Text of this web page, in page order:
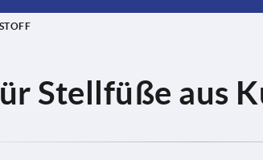
Stellfüße aus